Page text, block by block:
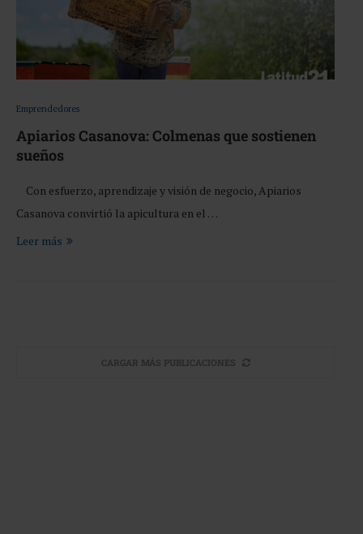
Emprendedores
Apiarios Casanova: Colmenas que sostienen
sueños
Con esfuerzo, aprendizaje y visión de negocio, Apiarios
Casanova convirtió la apicultura en el …
Leer más
CARGAR MÁS PUBLICACIONES